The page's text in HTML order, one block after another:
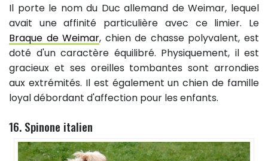
Il porte le nom du Duc allemand de Weimar, lequel
avait une affinité particulière avec ce limier. Le
Braque de Weimar, chien de chasse polyvalent, est
doté d'un caractère équilibré. Physiquement, il est
gracieux et ses oreilles tombantes sont arrondies
aux extrémités. Il est également un chien de famille
loyal débordant d'affection pour les enfants.
16. Spinone italien